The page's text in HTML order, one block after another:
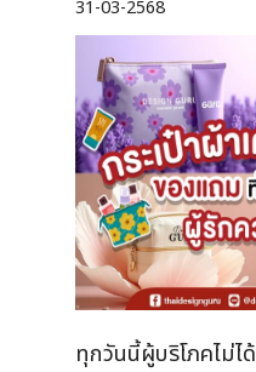
31-03-2568
ทุกวันนี้ผู้บริโภคไม่ไ